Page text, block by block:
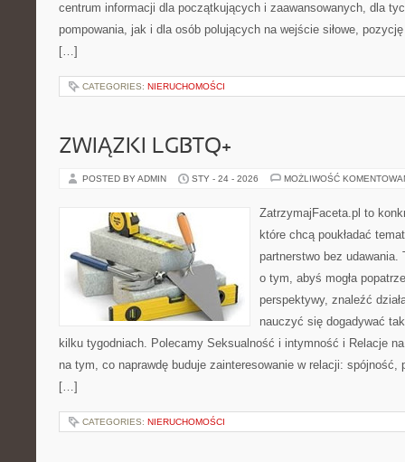
centrum informacji dla początkujących i zaawansowanych, dla
pompowania, jak i dla osób polujących na wejście siłowe,
[…]
CATEGORIES: NIERUCHOMOŚCI
ZWIĄZKI LGBTQ+
POSTED BY ADMIN STY - 24 - 2026 MOŻLIWOŚĆ
ZatrzymajFaceta.pl to
które chcą poukładać
partnerstwo bez udawania.
o tym, abyś mogła
perspektywy, znaleźć
nauczyć się dogadywać
kilku tygodniach. Polecamy Seksualność i intymność i Relacje
na tym, co naprawdę buduje zainteresowanie w relacji: spójność,
[…]
CATEGORIES: NIERUCHOMOŚCI